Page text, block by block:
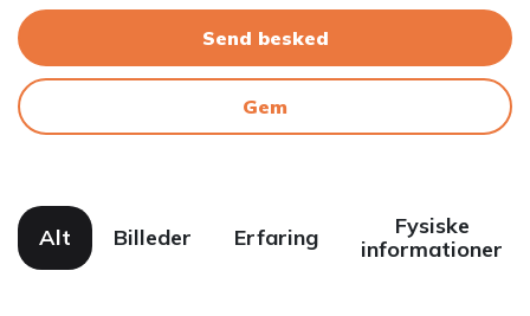
Send besked
Gem
Alt Billeder Erfaring
Fysiske
informationer